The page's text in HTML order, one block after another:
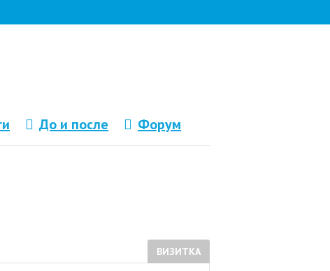
До и после Форум
ВИЗИТКА